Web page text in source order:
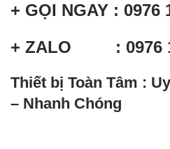
+ GỌI NGAY : 0976
+ ZALO : 0976
Thiết bị Toàn Tâm :
– Nhanh Chóng